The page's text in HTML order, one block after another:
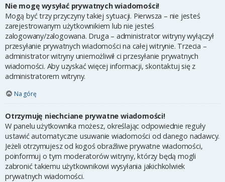
Nie mogę wysyłać prywatnych wiadomości!
Mogą być trzy przyczyny takiej sytuacji. Pierwsza – nie jesteś
zarejestrowanym użytkownikiem lub nie jesteś
zalogowany/zalogowana. Druga – administrator witryny wyłączył
przesyłanie prywatnych wiadomości na całej witrynie. Trzecia –
administrator witryny uniemożliwił ci przesyłanie prywatnych
wiadomości. Aby uzyskać więcej informacji, skontaktuj się z
administratorem witryny.
Na górę
Otrzymuję niechciane prywatne wiadomości!
W panelu użytkownika możesz, określając odpowiednie reguły
ustawić automatyczne usuwanie wiadomości od danego nadawcy.
Jeżeli otrzymujesz od kogoś obraźliwe prywatne wiadomości,
poinformuj o tym moderatorów witryny, którzy będą mogli
zabronić takiemu użytkownikowi wysyłania jakichkolwiek
prywatnych wiadomości.